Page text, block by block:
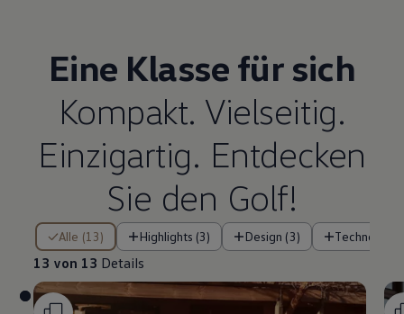
Eine Klasse für sich
Kompakt. Vielseitig.
Einzigartig. Entdecken
Sie den Golf!
Alle (13) Highlights (3) Design (3)
13 von 13 Details
13 von 13 Details